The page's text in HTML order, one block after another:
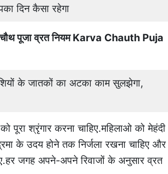
दिन कैसा रहेगा
पूजा व्रत नियम Karva Chauth Puja
के जातकों का अटका काम सुलझेगा,
पूरा श्रृंगार करना चाहिए.महिलाओ को मेहंदी
के उदय होने तक निर्जला रखना चाहिए और
जगह अपने-अपने रिवाजों के अनुसार व्रत